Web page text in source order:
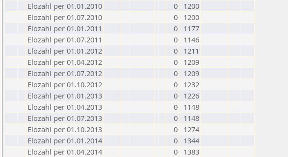
Elozahl per 01.01.2010
0
1200
Elozahl per 01.07.2010
0
1200
Elozahl per 01.01.2011
0
1177
Elozahl per 01.07.2011
0
1146
Elozahl per 01.01.2012
0
1211
Elozahl per 01.04.2012
0
1209
Elozahl per 01.07.2012
0
1209
Elozahl per 01.10.2012
0
1232
Elozahl per 01.01.2013
0
1226
Elozahl per 01.04.2013
0
1148
Elozahl per 01.07.2013
0
1148
Elozahl per 01.10.2013
0
1274
Elozahl per 01.01.2014
0
1344
Elozahl per 01.04.2014
0
1383